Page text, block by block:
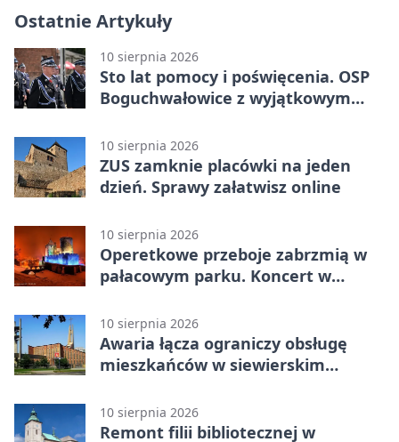
Ostatnie Artykuły
10 sierpnia 2026
Sto lat pomocy i poświęcenia. OSP
Boguchwałowice z wyjątkowym
10 sierpnia 2026
ZUS zamknie placówki na jeden
dzień. Sprawy załatwisz online
10 sierpnia 2026
Operetkowe przeboje zabrzmią w
pałacowym parku. Koncert w
10 sierpnia 2026
Awaria łącza ograniczy obsługę
mieszkańców w siewierskim
10 sierpnia 2026
Remont filii bibliotecznej w